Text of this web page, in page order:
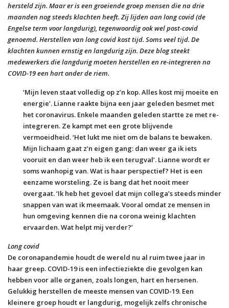
hersteld zijn. Maar er is een groeiende groep mensen die na drie
maanden nog steeds klachten heeft. Zij lijden aan long covid (de
Engelse term voor langdurig), tegenwoordig ook wel post-covid
genoemd. Herstellen van long covid kost tijd. Soms veel tijd. De
klachten kunnen ernstig en langdurig zijn. Deze blog steekt
medewerkers die langdurig moeten herstellen en re-integreren na
COVID-19 een hart onder de riem.
‘Mijn leven staat volledig op z’n kop. Alles kost mij moeite en
energie’. Lianne raakte bijna een jaar geleden besmet met
het coronavirus. Enkele maanden geleden startte ze met re-
integreren. Ze kampt met een grote blijvende
vermoeidheid. ‘Het lukt me niet om de balans te bewaken.
Mijn lichaam gaat z’n eigen gang: dan weer ga ik iets
vooruit en dan weer heb ik een terugval’. Lianne wordt er
soms wanhopig van. Wat is haar perspectief? Het is een
eenzame worsteling. Ze is bang dat het nooit meer
overgaat. ‘Ik heb het gevoel dat mijn collega’s steeds minder
snappen van wat ik meemaak. Vooral omdat ze mensen in
hun omgeving kennen die na corona weinig klachten
ervaarden. Wat helpt mij verder?’
Long covid
De coronapandemie houdt de wereld nu al ruim twee jaar in
haar greep. COVID-19 is een infectieziekte die gevolgen kan
hebben voor alle organen, zoals longen, hart en hersenen.
Gelukkig herstellen de meeste mensen van COVID-19. Een
kleinere groep houdt er langdurig, mogelijk zelfs chronische